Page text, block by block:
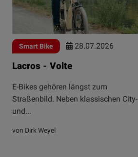
Smart Bike 28.07.2026
Lacros - Volte
E-Bikes gehören längst zum
Straßenbild. Neben klassischen City-
und...
von Dirk Weyel